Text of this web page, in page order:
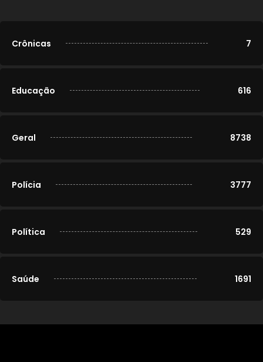
Crônicas 7
Educação 616
Geral 8738
Polícia 3777
Política 529
Saúde 1691